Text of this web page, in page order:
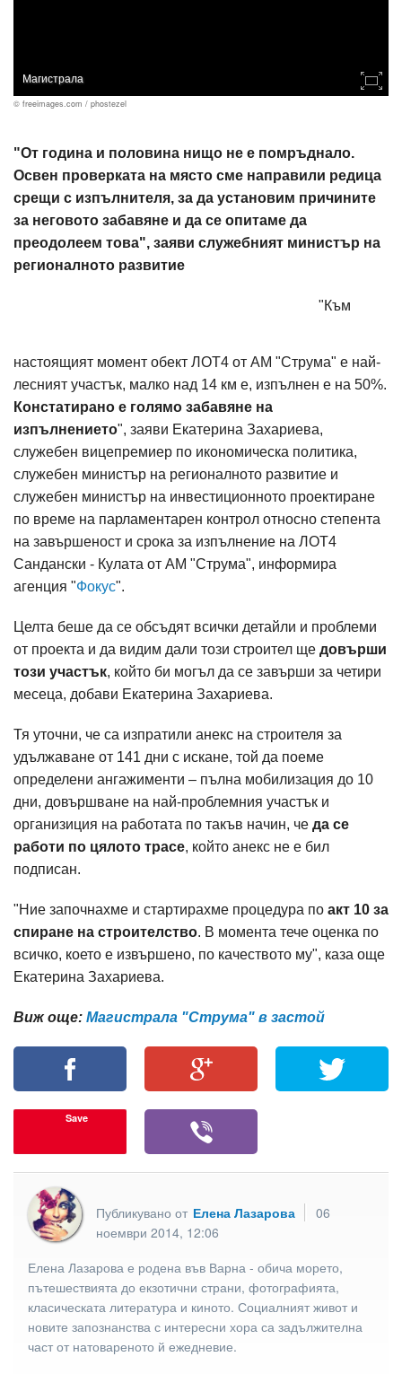
Магистрала
© freeimages.com / phostezel
"От година и половина нищо не е помръднало.
Освен проверката на място сме направили редица
срещи с изпълнителя, за да установим причините
за неговото забавяне и да се опитаме да
преодолеем това", заяви служебният министър на
регионалното развитие
"Към
настоящият момент обект ЛОТ4 от АМ "Струма" е най-
лесният участък, малко над 14 км е, изпълнен е на 50%.
Констатирано е голямо забавяне на
изпълнението", заяви Екатерина Захариева,
служебен вицепремиер по икономическа политика,
служебен министър на регионалното развитие и
служебен министър на инвестиционното проектиране
по време на парламентарен контрол относно степента
на завършеност и срока за изпълнение на ЛОТ4
Сандански - Кулата от АМ "Струма", информира
агенция "Фокус".
Целта беше да се обсъдят всички детайли и проблеми
от проекта и да видим дали този строител ще довърши
този участък, който би могъл да се завърши за четири
месеца, добави Екатерина Захариева.
Тя уточни, че са изпратили анекс на строителя за
удължаване от 141 дни с искане, той да поеме
определени ангажименти – пълна мобилизация до 10
дни, довършване на най-проблемния участък и
организиция на работата по такъв начин, че да се
работи по цялото трасе, който анекс не е бил
подписан.
"Ние започнахме и стартирахме процедура по акт 10 за
спиране на строителство. В момента тече оценка по
всичко, което е извършено, по качеството му", каза още
Екатерина Захариева.
Виж още: Магистрала "Струма" в застой
Save
Публикувано от Елена Лазарова
06
ноември 2014, 12:06
Елена Лазарова е родена във Варна - обича морето,
пътешествията до екзотични страни, фотографията,
класическата литература и киното. Социалният живот и
новите запознанства с интересни хора са задължителна
част от натовареното й ежедневие.